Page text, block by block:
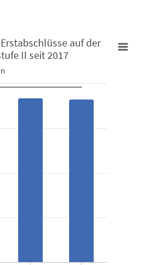
der Sekundarstufe II seit 2017
der Erstabschlüsse auf der
auf der
II seit 2017